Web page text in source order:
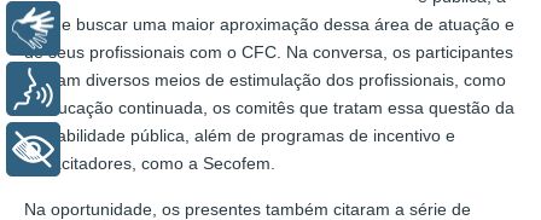
fim de buscar uma maior aproximação dessa área de atuação e
de seus profissionais com o CFC. Na conversa, os participantes
citaram diversos meios de estimulação dos profissionais, como
a educação continuada, os comitês que tratam essa questão da
contabilidade pública, além de programas de incentivo e
capacitadores, como a Secofem.
Na oportunidade, os presentes também citaram a série de
Libras
Voz
+ Acessibilidade